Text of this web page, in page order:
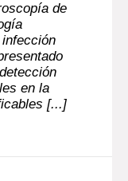
de
en la
[...]